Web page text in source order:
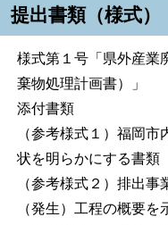
提出書類（様式）
様式第１号「県外産業
棄物処理計画書）」
添付書類
（参考様式１）福岡
状を明らかにする書類
（参考様式２）排出
（発生）工程の概要を